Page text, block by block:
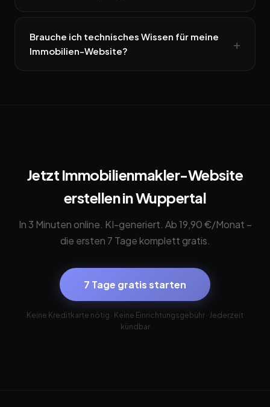
Brauche ich technisches Wissen für meine
Immobilien-Website?
Jetzt Immobilienmakler-Website
erstellen in Wuppertal
In 3 Minuten online. KI-generiert. Ab 19,90 €/Monat –
die ersten 7 Tage komplett gratis.
7 Tage gratis starten
Keine Kreditkarte nötig · Keine Einrichtungsgebühr · Jederzeit
kündbar